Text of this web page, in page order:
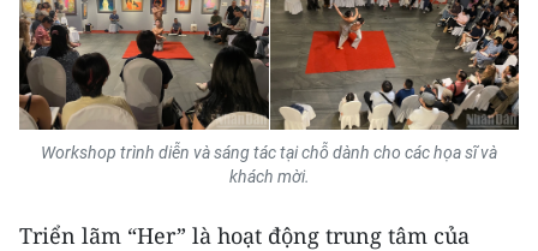
Duyên hải Nam Trung Bộ và Tây
Nguyên
Đông Nam Bộ
Đồng bằng sông Cửu Long
Chuyên trang Hà Nội
Workshop trình diễn và sáng tác tại chỗ dành cho các họa sĩ và
khách mời.
Triển lãm “Her” là hoạt động trung tâm của